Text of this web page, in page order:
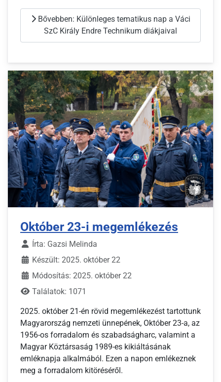
Bővebben: Különleges tematikus nap a Váci
SzC Király Endre Technikum diákjaival
Október 23-i megemlékezés
Írta: Gazsi Melinda
Készült: 2025. október 22
Módosítás: 2025. október 22
Találatok: 1071
2025. október 21-én rövid megemlékezést tartottunk
Magyarország nemzeti ünnepének, Október 23-a, az
1956-os forradalom és szabadságharc, valamint a
Magyar Köztársaság 1989-es kikiáltásának
emléknapja alkalmából. Ezen a napon emlékeznek
meg a forradalom kitöréséről.